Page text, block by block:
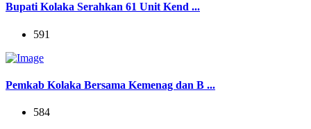
Bupati Kolaka Serahkan 61 Unit Kend ...
591
Pemkab Kolaka Bersama Kemenag dan B ...
584